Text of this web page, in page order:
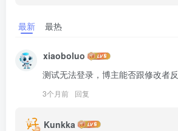
最新 最热
xiaoboluo
测试无法登录，博主能否跟修改者
3个月前 回复
Kunkka